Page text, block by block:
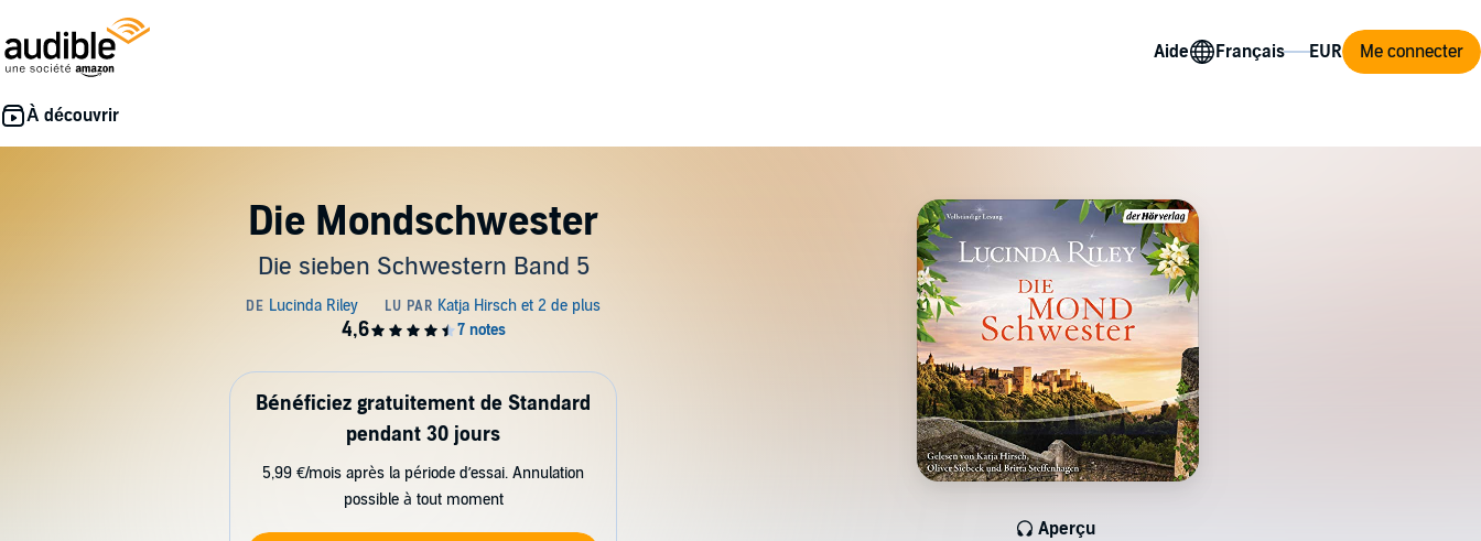
Aide Me connecter
Die Mondschwester
Die sieben Schwestern Band 5
Aperçu
Bénéficiez gratuitement de Standard
pendant 30 jours
5,99 €/mois après la période d’essai. Annulation
possible à tout moment